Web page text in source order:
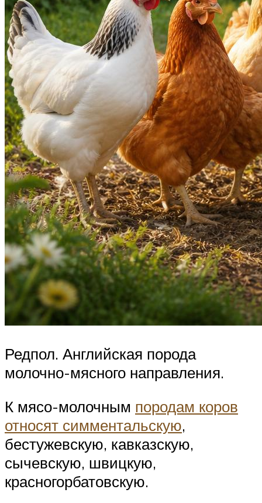
Редпол. Английская порода
молочно-мясного направления.
К мясо-молочным породам коров
относят симментальскую,
бестужевскую, кавказскую,
сычевскую, швицкую,
красногорбатовскую.